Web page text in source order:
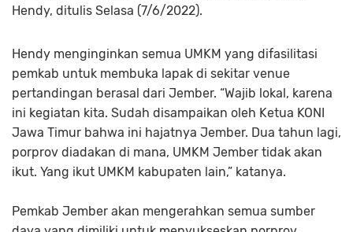
Hendy, ditulis Selasa (7/6/2022).
Hendy menginginkan semua UMKM yang difasilitasi
pemkab untuk membuka lapak di sekitar venue
pertandingan berasal dari Jember. “Wajib lokal, karena
ini kegiatan kita. Sudah disampaikan oleh Ketua KONI
Jawa Timur bahwa ini hajatnya Jember. Dua tahun lagi,
porprov diadakan di mana, UMKM Jember tidak akan
ikut. Yang ikut UMKM kabupaten lain,” katanya.
Pemkab Jember akan mengerahkan semua sumber